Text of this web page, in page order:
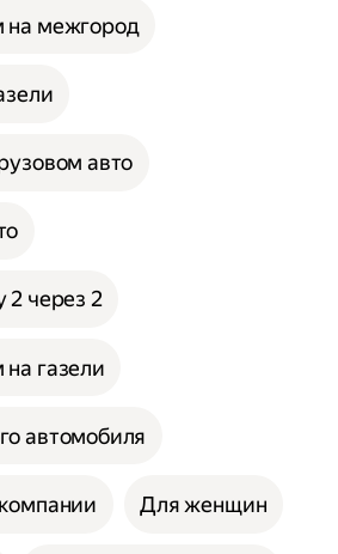
на межгород
авто
2 через 2
газели
автомобиля
Для женщин